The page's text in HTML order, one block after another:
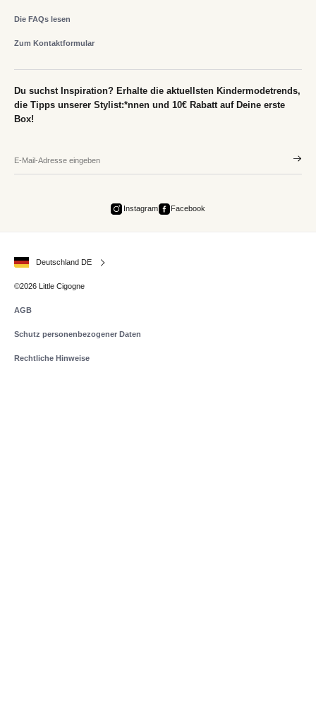
Die FAQs lesen
Zum Kontaktformular
Du suchst Inspiration? Erhalte die aktuellsten Kindermodetrends,
die Tipps unserer Stylist:*nnen und 10€ Rabatt auf Deine erste
Box!
Instagram Facebook
Deutschland DE
©2026 Little Cigogne
AGB
Schutz personenbezogener Daten
Rechtliche Hinweise